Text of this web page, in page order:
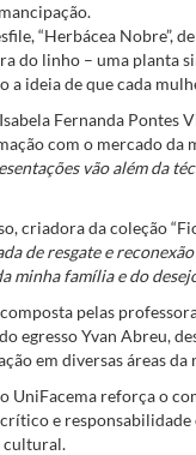
“Herbácea Nobre”,
do linho – uma planta
a ideia de que cada
Fernanda
com o mercado da
vão além da
criadora da coleção
de resgate e
minha família e do
pelas
egresso Yvan Abreu,
em diversas áreas da
UniFacema reforça o
e
cultural.